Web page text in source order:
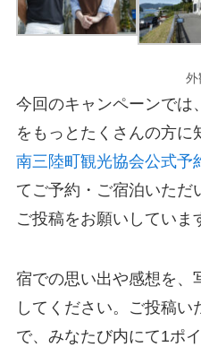
外
今回のキャンペーンでは
をもっとたくさんの方に
南三陸町観光協会公式予
てご予約・ご宿泊いただ
ご投稿をお願いしていま
宿での思い出や感想を、
してください。ご投稿い
で、みなたび内にて1ポ